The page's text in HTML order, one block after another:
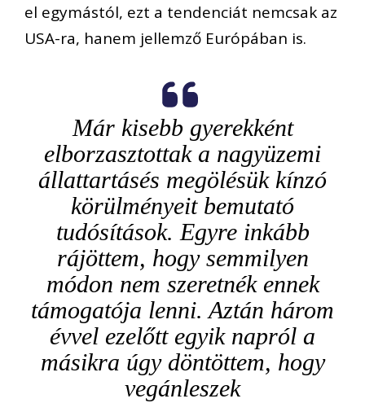
el egymástól, ezt a tendenciát nemcsak az
USA-ra, hanem jellemző Európában is.
Már kisebb gyerekként
elborzasztottak a nagyüzemi
állattartásés megölésük kínzó
körülményeit bemutató
tudósítások. Egyre inkább
rájöttem, hogy semmilyen
módon nem szeretnék ennek
támogatója lenni. Aztán három
évvel ezelőtt egyik napról a
másikra úgy döntöttem, hogy
vegánleszek